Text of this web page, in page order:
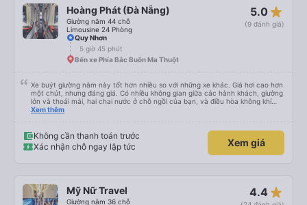
Hoàng Phát (Đà Nẵng)
Giường nằm 44 chỗ
Limousine 24 Phòng
5.0 star_rate
(9 đánh giá)
Quy Nhơn
5 giờ 45 phút
Bến xe Phía Bắc Buôn Ma Thuột
Xe buýt giường nằm này tốt hơn nhiều so với những xe khác. Giá hơi cao hơn
một chút, nhưng đáng giá. Có nhiều không gian giữa các hành khách, giường
lớn và thoải mái, hai chai nước ở chỗ ngồi của bạn, và điều hòa không khí
ngay tại chỗ ngồi mà bạn có thể bật tắt. Nhân viên thân thiện và tài xế lái xe
Xem thêm
Không cần thanh toán trước
Xác nhận chỗ ngay lập tức
Xem giá
Mỹ Nữ Travel
Giường nằm 36 chỗ
4.4 star_rate